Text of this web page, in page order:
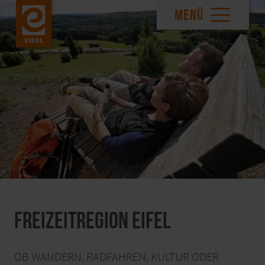
MENÜ
Freizeitregion Eifel
OB WANDERN, RADFAHREN, KULTUR ODER